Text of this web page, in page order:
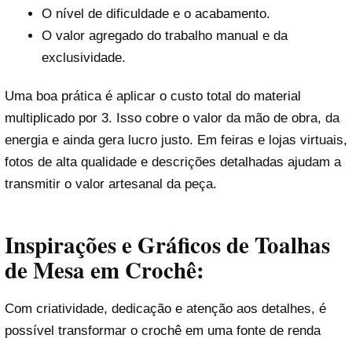
O nível de dificuldade e o acabamento.
O valor agregado do trabalho manual e da
exclusividade.
Uma boa prática é aplicar o custo total do material
multiplicado por 3. Isso cobre o valor da mão de obra, da
energia e ainda gera lucro justo. Em feiras e lojas virtuais,
fotos de alta qualidade e descrições detalhadas ajudam a
transmitir o valor artesanal da peça.
Inspirações e Gráficos de Toalhas
de Mesa em Crochê:
Com criatividade, dedicação e atenção aos detalhes, é
possível transformar o crochê em uma fonte de renda